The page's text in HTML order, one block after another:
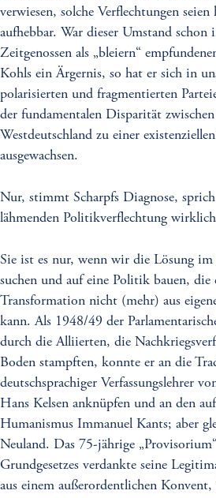
verwiesen, solche Verflechtungen
aufhebbar. War dieser Umstand schon
Zeitgenossen als „bleiern“
Kohls ein Ärgernis, so hat er sich in
polarisierten und fragmentierten
der fundamentalen Disparität
Westdeutschland zu einer
ausgewachsen.
Nur, stimmt Scharpfs Diagnose,
lähmenden Politikverflechtung
Sie ist es nur, wenn wir die Lösung im
suchen und auf eine Politik bauen, die
Transformation nicht (mehr) aus
kann. Als 1948/49 der
durch die Alliierten, die
Boden stampften, konnte er an die
deutschsprachiger Verfassungslehrer
Hans Kelsen anknüpfen und an den
Humanismus Immanuel Kants; aber
Neuland. Das 75-jährige
Grundgesetzes verdankte seine
aus einem außerordentlichen